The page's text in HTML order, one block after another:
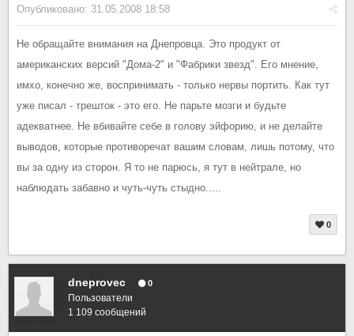
Опубликовано: 31.05.2008 18:58
Не обращайте внимания на Днепровца. Это продукт от
американских версий "Дома-2" и "Фабрики звезд". Его мнение,
имхо, конечно же, воспринимать - только нервы портить. Как тут
уже писал - трешток - это его. Не парьте мозги и будьте
адекватнее. Не вбивайте себе в голову эйфорию, и не делайте
выводов, которые противоречат вашим словам, лишь потому, что
вы за одну из сторон. Я то не парюсь, я тут в нейтрале, но
наблюдать забавно и чуть-чуть стыдно.....
0
dneprovec 0
Пользователи
1 109 сообщений